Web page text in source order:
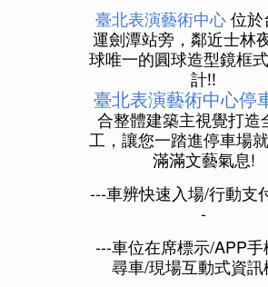
臺北表演藝術中心 位於
運劍潭站旁，鄰近士林
球唯一的圓球造型鏡框
計!!
臺北表演藝術中心停
合整體建築主視覺打造
工，讓您一踏進停車場
滿滿文藝氣息!
---車辨快速入場/行動支
-
---車位在席標示/APP手
尋車/現場互動式資訊